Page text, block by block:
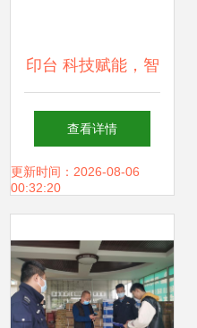
印台 科技赋能，智
绘畜牧渔业饲料销
售新篇章
查看详情
更新时间：2026-08-06
00:32:20